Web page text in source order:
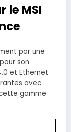
le MSI
par une
son
et Ethernet
avec
gamme